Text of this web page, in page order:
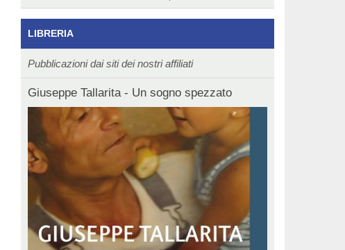
LIBRERIA
Pubblicazioni dai siti dei nostri affiliati
Giuseppe Tallarita - Un sogno spezzato